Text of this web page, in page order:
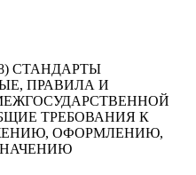
СТАНДАРТЫ
ПРАВИЛА И
ТРЕБОВАНИЯ К
ОФОРМЛЕНИЮ,